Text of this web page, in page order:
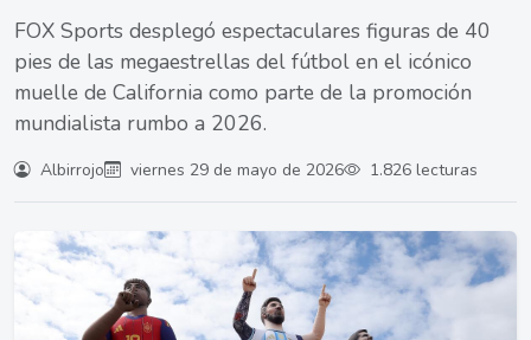
FOX Sports desplegó espectaculares figuras de 40
pies de las megaestrellas del fútbol en el icónico
muelle de California como parte de la promoción
mundialista rumbo a 2026.
Albirrojo viernes 29 de mayo de 2026 1.826 lecturas